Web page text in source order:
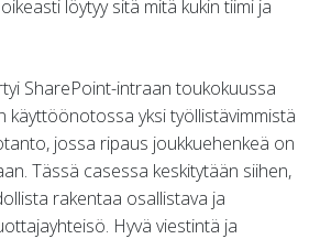
löytyy sitä mitä kukin tiimi ja
SharePoint-intraan toukokuussa
käyttöönotossa yksi työllistävimmistä
jossa ripaus joukkuehenkeä on
Tässä casessa keskitytään siihen,
rakentaa osallistava ja
Hyvä viestintä ja